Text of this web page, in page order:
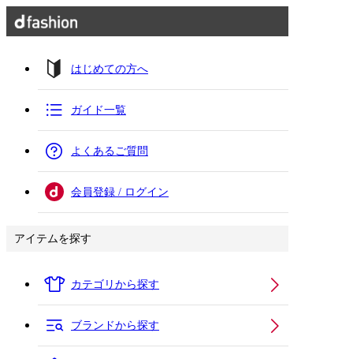
はじめての方へ
ガイド一覧
よくあるご質問
会員登録 / ログイン
アイテムを探す
カテゴリから探す
ブランドから探す